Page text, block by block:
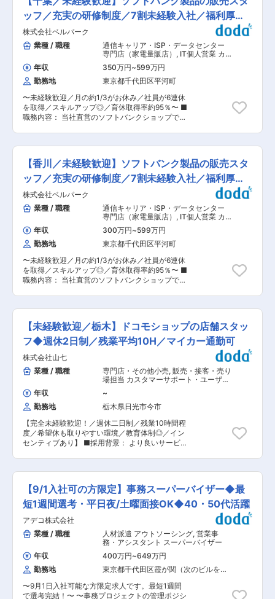
を運営している当社にて、トイレなど水まわりの
お困りごとを解決に導く、メンテナンスサービス
スタッフとしてご活躍いただきます。 ■業務詳
細： お客様のご依頼に応じて現地に出向き、台所
やトイレなど水まわりのお困りごとを解決に導く
ことです。 コールセンター経由でお客様からのご
依頼にお応えするので、新規開拓はありません！
社用車でお客様のもとへ向かい、水漏れやつまり
などの相談にのっていただきます。よくあるトラ
ブルはキッチンや浴室、洗面所など蛇口からの水
漏れです。簡単なものであればその場でメンテナ
ンスしていただきますが、規模が大きいものは工
当社は無借金経営で、盤石な組織運営を行ってい
ます。ライフラインに密接に関わるサービスなの
タッフが成長するための研修制度や資格取得によ
る昇給、雰囲気づくりなど人材価値の向上に繋が
るような環境構築に努めています。 変更の範囲：
会社の定める業務
ビス・商品のご案内、手続き ◇便利な使い方のレ
クチャー ◇店頭ディスプレイづくり ◇店内イベ
ントの企画・実施 など ★ライフイベントへの支
援多数★ （1）社員の男女比は【47％：53％】
で、男女共にバランスよく活躍しています。 ・月
1日の有給取得・連続休暇取得を推進中 ・育休取
得率95％／復帰率は約90％！ ・保育園に預けて
復職した場合⇒保育手当を支給（3歳まで） ・お
子さんが4歳に達するまで時短勤務可 ・時短とフ
ルタイムをミックスして使えます『慣らしフルタ
イム制度』あり ・7割が未経験スタート★ ・30
歳時点で男女の年収差額が少ないランキング「第
1位」
https://www.vorkers.com/hatarakigai/vol_104
（2）社員の男女比は【47％：53％】で、男女と
もにバランスよく活躍しています。当社では公正
で透明度の高い評価制度を採用しており、性別に
よる評価の差異などは一切ありません！…です
が、女性の場合は出産などのライフイベントが少
なからずキャリアに影響します。そのため当社で
も女性管理職の数はまだまだ少ないのが実情で
す。そこで、男女問わず様々なライフイベントを
迎えてもやりがいを持って働き続けられる職場の
実現を目指す為、産育休の取得や復帰支援を積極
的に行っています！ ▼詳細はこちらから
https://bellpark-recruit.jp/company
ッフ／充実の研修制度／7割未経験入社／福利厚生
充実
株式会社ベルパーク
業種 / 職種
通信キャリア・ISP・データセンター
専門店（家電量販店） , IT個人営業 カ
スタマーサポート・ユーザーサポー
ト・オペレータ
年収 350万円~599万円
勤務地
東京都千代田区平河町
〜未経験歓迎／月の約1/3がお休み／社員が6連休
を取得／スキルアップ◎／育休取得率約95％〜 ■
職務内容： 当社直営のソフトバンクショップで、
す。 ※チームでコミュニケーションを取りながら
仕事に取り組んで頂きます。 ◇受付対応 ◇サー
ビス・商品のご案内、手続き ◇便利な使い方のレ
クチャー ◇店頭ディスプレイづくり ◇店内イベ
ントの企画・実施 など ★ライフイベントへの支
援多数★ （1）社員の男女比は【47％：53％】
で、男女共にバランスよく活躍しています。 ・月
1日の有給取得・連続休暇取得を推進中 ・育休取
得率95％／復帰率は約90％！ ・保育園に預けて
復職した場合⇒保育手当を支給（3歳まで） ・お
子さんが4歳に達するまで時短勤務可 ・時短とフ
ルタイムをミックスして使えます『慣らしフルタ
イム制度』あり ・7割が未経験スタート★ ・30
歳時点で男女の年収差額が少ないランキング「第
1位」
https://www.vorkers.com/hatarakigai/vol_104
（2）社員の男女比は【47％：53％】で、男女と
もにバランスよく活躍しています。当社では公正
で透明度の高い評価制度を採用しており、性別に
よる評価の差異などは一切ありません！…です
が、女性の場合は出産などのライフイベントが少
なからずキャリアに影響します。そのため当社で
も女性管理職の数はまだまだ少ないのが実情で
す。そこで、男女問わず様々なライフイベントを
迎えてもやりがいを持って働き続けられる職場の
実現を目指す為、産育休の取得や復帰支援を積極
的に行っています！ ▼詳細はこちらから
https://bellpark-recruit.jp/company
【香川／未経験歓迎】ソフトバンク製品の販売スタ
ッフ／充実の研修制度／7割未経験入社／福利厚生
充実
株式会社ベルパーク
業種 / 職種
通信キャリア・ISP・データセンター
専門店（家電量販店） , IT個人営業 カ
スタマーサポート・ユーザーサポー
ト・オペレータ
年収 300万円~599万円
勤務地
東京都千代田区平河町
〜未経験歓迎／月の約1/3がお休み／社員が6連休
を取得／スキルアップ◎／育休取得率約95％〜 ■
職務内容： 当社直営のソフトバンクショップで、
す。 ※チームでコミュニケーションを取りながら
仕事に取り組んで頂きます。 ◇受付対応 ◇サー
ビス・商品のご案内、手続き ◇便利な使い方のレ
クチャー ◇店頭ディスプレイづくり ◇店内イベ
ントの企画・実施 など ★ライフイベントへの支
援多数★ （1）社員の男女比は【47％：53％】
で、男女共にバランスよく活躍しています。 ・月
1日の有給取得・連続休暇取得を推進中 ・育休取
得率95％／復帰率は約90％！ ・保育園に預けて
復職した場合⇒保育手当を支給（3歳まで） ・お
子さんが4歳に達するまで時短勤務可 ・時短とフ
ルタイムをミックスして使えます『慣らしフルタ
イム制度』あり ・7割が未経験スタート★ ・30
歳時点で男女の年収差額が少ないランキング「第
1位」
https://www.vorkers.com/hatarakigai/vol_104
（2）社員の男女比は【47％：53％】で、男女と
もにバランスよく活躍しています。当社では公正
で透明度の高い評価制度を採用しており、性別に
よる評価の差異などは一切ありません！…です
が、女性の場合は出産などのライフイベントが少
なからずキャリアに影響します。そのため当社で
も女性管理職の数はまだまだ少ないのが実情で
す。そこで、男女問わず様々なライフイベントを
迎えてもやりがいを持って働き続けられる職場の
実現を目指す為、産育休の取得や復帰支援を積極
的に行っています！ ▼詳細はこちらから
https://bellpark-recruit.jp/company
【未経験歓迎／栃木】ドコモショップの店舗スタッ
フ◆週休2日制／残業平均10H／マイカー通勤可
株式会社山七
業種 / 職種
専門店・その他小売, 販売・接客・売り
場担当 カスタマーサポート・ユーザー
年収
~
勤務地
栃木県日光市今市
【完全未経験歓迎！／週休二日制／残業10時間程
度／希望休も取りやすい環境／教育体制◎／イン
センティブあり】 ■採用背景： より良いサービ
業務内容： 移動体通信機器及び関連機器の販売な
どを行う当社にて、ドコモショップの店舗スタッ
フをお任せいたします。 店舗は24名体制になっ
ており、20〜40代まで幅広い年代が活躍中で
す。 ※半数は未経験からの中途入社者となってい
ます。前職は飲食店経験者・工場スタッフなど
様々なバックグラウンドの方がいらっしゃいま
す。 ■詳細： ・携帯電話、スマートフォン、タ
ブレットなどの販売・契約業務 ・料金プランの見
直し、最適サービスのご紹介 ・携帯電話、スマー
トフォン、タブレットなどの使い方のご説明 ・電
話料金収納業務、付属品（充電器等）の販売業務
・光サービスやdカード等などドコモが提供する
【9/1入社可の方限定】事務スーパーバイザー◆最
短1週間選考・平日夜/土曜面接OK◆40・50代活躍
アデコ株式会社
業種 / 職種
人材派遣 アウトソーシング, 営業事
務・アシスタント スーパーバイザー
年収
400万円~649万円
勤務地
東京都千代田区霞が関（次のビルを除
〜9月1日入社可能な方限定求人です。最短1週間
で選考完結！〜 〜事務プロジェクトの管理ポジシ